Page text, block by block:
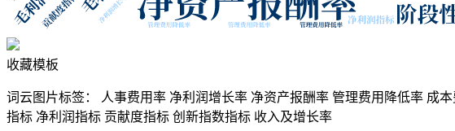
收藏模板
词云图片标签： 人事费用率 净利润增长率 净资产报酬率 管理费用降低率 成
指标 净利润指标 贡献度指标 创新指数指标 收入及增长率